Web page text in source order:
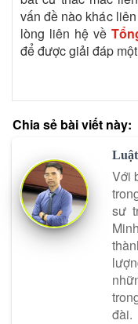
vấn đề nào khác
lòng liên hệ về
để được giải đáp
Chia sẻ bài viết này:
Với
sư
đài.